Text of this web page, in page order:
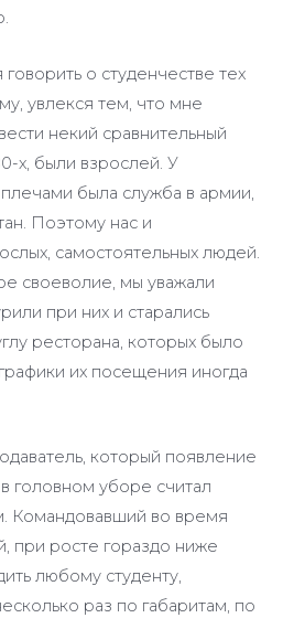
о студенчестве тех
увлекся тем, что мне
некий сравнительный
х, были взрослей. У
была служба в армии,
Поэтому нас и
самостоятельных людей.
своеволие, мы уважали
при них и старались
ресторана, которых было
их посещения иногда
который появление
головном уборе считал
Командовавший во время
при росте гораздо ниже
любому студенту,
раз по габаритам, по